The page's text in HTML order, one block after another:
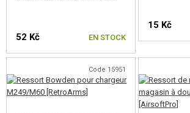
HOP-UP CHAMBRES, BLOCAGE DU CANON
AEG CANONS INTÉRIEURS
JOINTS HOP-UP AEG
ÉLECTRONIQUE, CÂBLES, CONNECTEURS
52 Kč EN STOCK
15 Kč
Code 15951